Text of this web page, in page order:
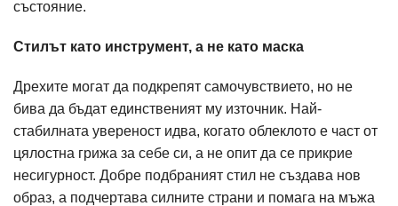
състояние.
Стилът като инструмент, а не като маска
Дрехите могат да подкрепят самочувствието, но не
бива да бъдат единственият му източник. Най-
стабилната увереност идва, когато облеклото е част от
цялостна грижа за себе си, а не опит да се прикрие
несигурност. Добре подбраният стил не създава нов
образ, а подчертава силните страни и помага на мъжа